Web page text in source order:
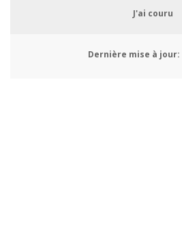
J'ai couru
Dernière mise à jour: